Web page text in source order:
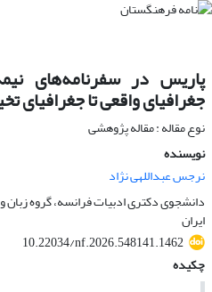
پاریس در سفرنامه‌های
جغرافیای واقعی تا جغرافیای
نوع مقاله : مقاله پژوهشی
نویسنده
نرجس عبداللهی نژاد
دانشجوی دکتری ادبیات فرانسه، گروه زبان
ایران
10.22034/nf.2026.548141.1462
چکیده